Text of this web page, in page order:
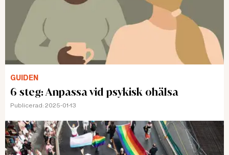
GUIDEN
6 steg: Anpassa vid psykisk ohälsa
Publicerad: 2025-01-13